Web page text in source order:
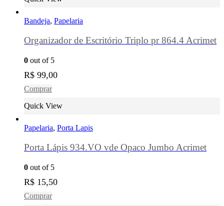
Bandeja, Papelaria
Organizador de Escritório Triplo pr 864.4 Acrimet
0 out of 5
R$ 99,00
Comprar
Quick View
Papelaria, Porta Lapis
Porta Lápis 934.VO vde Opaco Jumbo Acrimet
0 out of 5
R$ 15,50
Comprar